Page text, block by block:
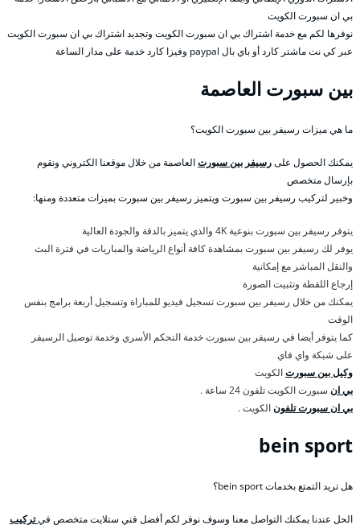
بي ان سبورت الكويت
نوفرها لكم مع خدمة اشتراك بي ان سبورت الكويت وتجديد اشتراك بي ان سبورت الكويت
عبر كي نت ماشتر كارد أو باي بال paypal وفيزا كارد خدمة على مدار الساعة
بين سبورت العاصمة
ما هي ميزات رسيفر بين سبورت الكويت؟
يمكنك الحصول علىرسيفر بين سبورتالعاصمة من خلال موقعنا الكتروني ونقوم
بإرسال متخصص
وخبير لتركيب رسيفر بين سبورت ويتميز رسيفر بين سبورت بميزات متعددة ومنها:
يتوفر رسيفر بين سبورت بنوعية 4K والذي يتميز بالدقة والجودة العالية
يوفر لك رسيفر بين سبورت بمشاهدة كافة أنواع الرياضة والمباريات في فترة البث
والنقل المباشر مع إمكانية
إرجاع اللقطة وتثبيت الصورة
يمكنك من خلال رسيفر بين سبورت تسجيل فيديو للمباراة وتسجيل أربعة برامج بنفس
الوقت
كما يتوفر أيضا في رسيفر بين سبورت خدمة التحكم الأسري وخدمة توصيل الرسيفر
على شبكة واي فاي
وكيل بين سبورتالكويت
بي ان سبورت الكويت تلفون 24 ساعة .
بي ان سبورت تلفونالكويت .
bein sport
هل تريد التمتع بخدمات bein sport؟
الحل عندنا يمكنك التواصل معنا وسوف نوفر لكم أفضل فني ستلايت متخصص فيتركيب